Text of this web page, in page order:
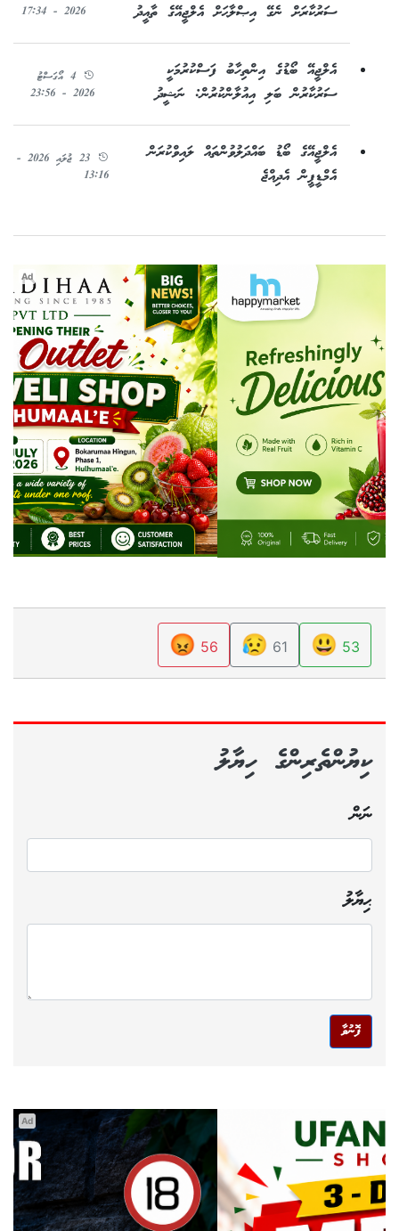
ސަރުކާރަށް ނެގޭ އިޞްލާޙަށް އެލްޖީއޭގެ ތާއީދު
2026 - 17:34
އެލްޖީއޭ ބޯޑުގެ އިންތިހާބު ފަސްކުރުމަކީ
ސަރުކާރުން ބަލި އިއުލާންކުރުން: ނަޝީދު
4 އޯގަސްޓު
2026 - 23:56
އެލްޖީއޭގެ ބޯޑު ބައްދަލުވުންތައް ލައިވްކުރަން
އެމްޑީޕީން އެދިއްޖެ
23 ޖުލައި 2026 -
13:16
Ad
53
😃
61
😥
56
😡
ކިޔުންތެރިންގެ ހިޔާލު
ނަން
ޙިޔާލު
ފޮނުވާ
Ad